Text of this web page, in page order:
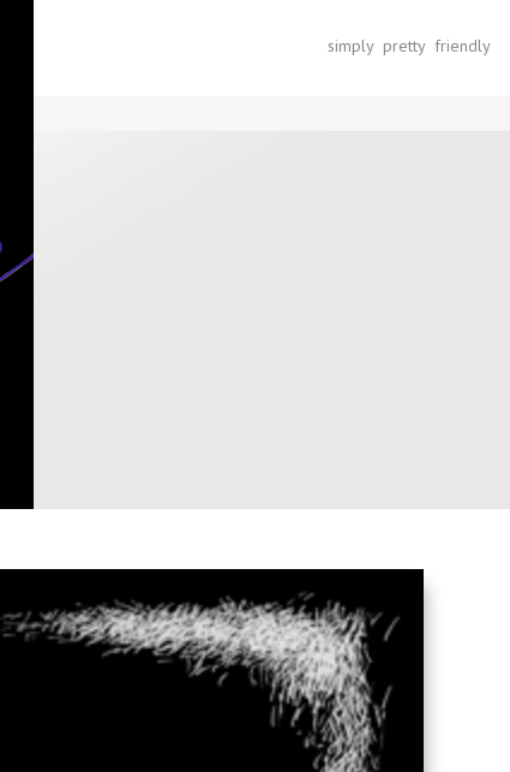
simply pretty friendly